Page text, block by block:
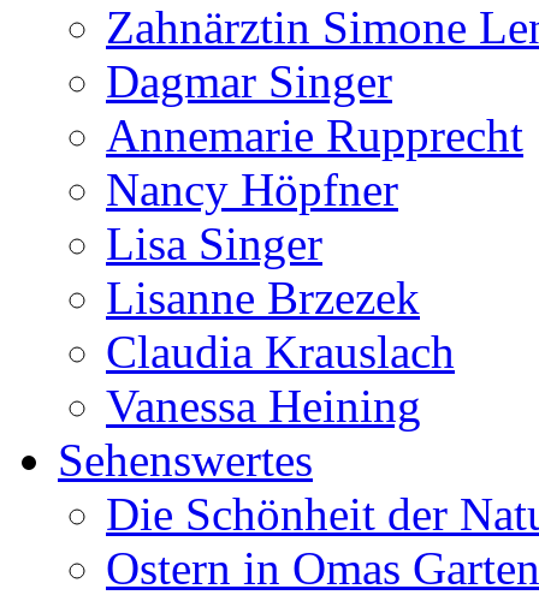
Zahnärztin Simone
Dagmar Singer
Annemarie Rupprecht
Nancy Höpfner
Lisa Singer
Lisanne Brzezek
Claudia Krauslach
Vanessa Heining
Sehenswertes
Die Schönheit der
Ostern in Omas Garten